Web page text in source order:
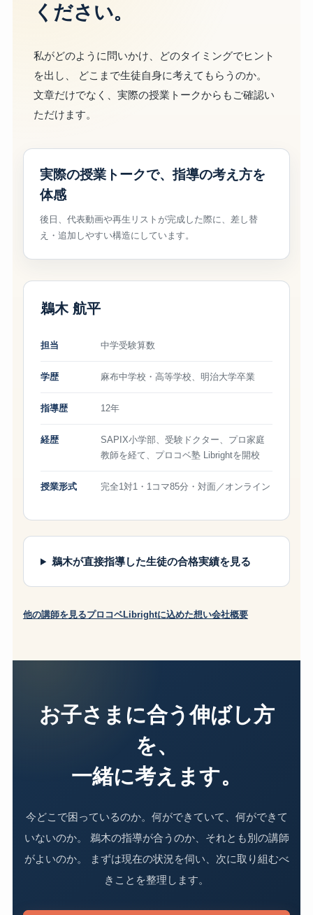
ください。
私がどのように問いかけ、どのタイミングでヒント
を出し、 どこまで生徒自身に考えてもらうのか。
文章だけでなく、実際の授業トークからもご確認い
ただけます。
実際の授業トークで、指導の考え方を
体感
後日、代表動画や再生リストが完成した際に、差し替
え・追加しやすい構造にしています。
鵜木 航平
担当 中学受験算数
学歴 麻布中学校・高等学校、明治大学卒業
指導歴 12年
経歴
SAPIX小学部、受験ドクター、プロ家庭
教師を経て、プロコベ塾 Librightを開校
授業形式 完全1対1・1コマ85分・対面／オンライン
鵜木が直接指導した生徒の合格実績を見る
他の講師を見るプロコベLibrightに込めた想い会社概要
お子さまに合う伸ばし方
を、
一緒に考えます。
今どこで困っているのか。何ができていて、何ができて
いないのか。 鵜木の指導が合うのか、それとも別の講師
がよいのか。 まずは現在の状況を伺い、次に取り組むべ
きことを整理します。